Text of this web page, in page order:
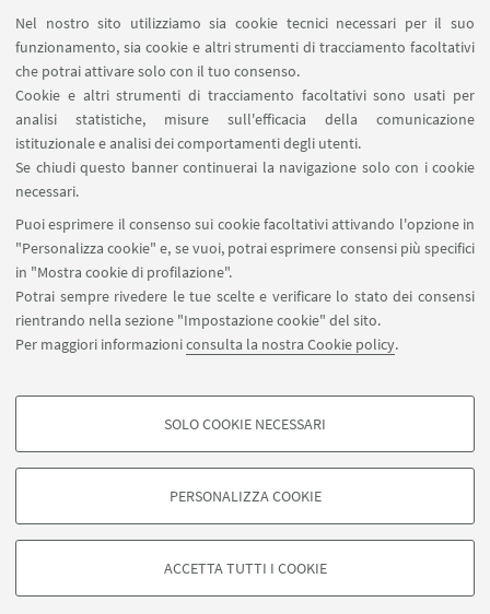
Nel nostro sito utilizziamo sia cookie tecnici necessari per il suo
funzionamento, sia cookie e altri strumenti di tracciamento facoltativi
che potrai attivare solo con il tuo consenso.
Cookie e altri strumenti di tracciamento facoltativi sono usati per
analisi statistiche, misure sull'efficacia della comunicazione
istituzionale e analisi dei comportamenti degli utenti.
Se chiudi questo banner continuerai la navigazione solo con i cookie
necessari.
Puoi esprimere il consenso sui cookie facoltativi attivando l'opzione in
"Personalizza cookie" e, se vuoi, potrai esprimere consensi più specifici
in "Mostra cookie di profilazione".
Potrai sempre rivedere le tue scelte e verificare lo stato dei consensi
rientrando nella sezione "Impostazione cookie" del sito.
Per maggiori informazioniconsulta la nostra Cookie policy.
COOKIE DI PROFILAZIONE - FACOLTATIVI
degli utenti, creare profili in base al loro comportamento sul sito, per analisi
di marketing.
Google/Youtube Video
SOLO COOKIE NECESSARI
PERSONALIZZA COOKIE
ACCETTA TUTTI I COOKIE
Area riservata
Prenotazione risorse
SEGUI IL DIPARTIMENTO SU:
SEGUI UNIBO SU:
APP:
©Copyright 2026 - ALMA MATER STUDIORUM - Università di
Bologna - Via Zamboni, 33 - 40126 Bologna - PI: 01131710376 - CF:
80007010376
Privacy
Note legali
Informazioni sul sito e accessibilità
Impostazioni Cookie